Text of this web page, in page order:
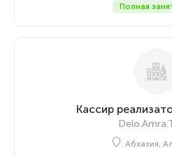
Полная
Кассир
Абхазия,